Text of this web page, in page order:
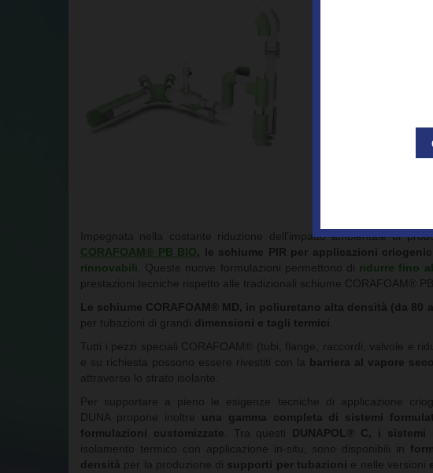
termico e rinforzo
di tubazioni, supporti
La linea
prodotte
generazione per
Le gamme
(da 60 a 320 kg/m³),
Impegnata nella costante riduzione dell’impatto ambientale di
CORAFOAM® PB BIO, le schiume PIR per applicazioni
rinnovabili . Queste nuove formulazioni permettono di ridurre fino
prestazioni tecniche rispetto alle tradizionali schiume CORAFOAM® PB.
Le schiume CORAFOAM® MD, in poliuretano alta densità (da 80 a
per tubazioni di grandi dimensioni e tagli termici
Tutti i pezzi speciali CORAFOAM® (tubi, flange, raccordi, valvole e
e su richiesta possono essere rivestiti con la barriera al vapore
attraverso lo strato isolante.
Per supportare a pieno le esigenze tecniche di applicazione
DUNA propone inoltre una gamma completa di sistemi
formulazioni customizzate . Tra questi DUNAPOL® C, i sistemi
isolamento termico con applicazione in-situ, sono disponibili in
densità per la produzione di supporti per tubazioni e nelle versioni